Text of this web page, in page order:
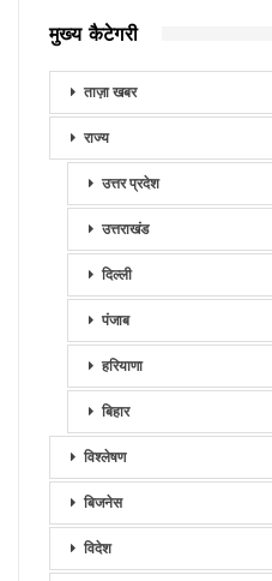
मुख्य कैटेगरी
ताज़ा खबर
राज्य
उत्तर प्रदेश
उत्तराखंड
दिल्ली
पंजाब
हरियाणा
बिहार
विश्लेषण
बिजनेस
विदेश